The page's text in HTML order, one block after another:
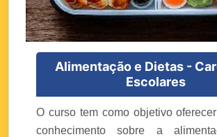
Alimentação e Dietas -
Escolares
O curso tem como objetivo
conhecimento sobre a